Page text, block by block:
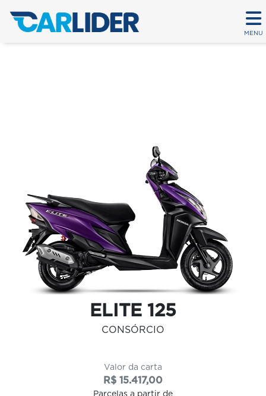
MENU
ELITE 125
CONSÓRCIO
Valor da carta
R$ 15.417,00
Parcelas a partir de